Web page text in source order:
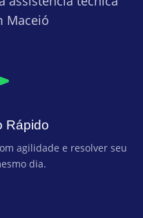
Maceió
Rápido
agilidade e resolver seu
dia.